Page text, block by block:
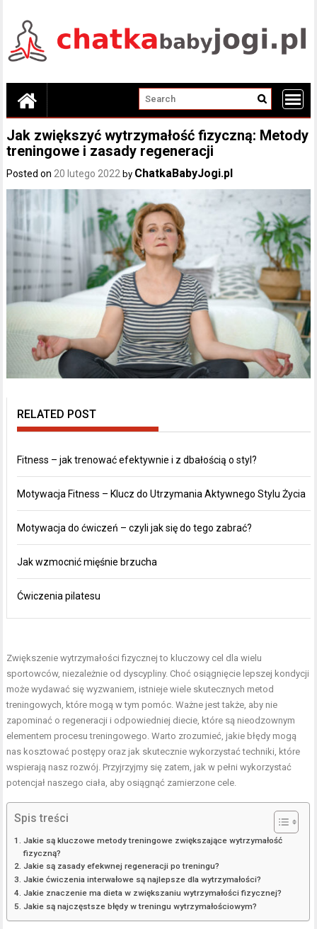
content
Jak zwiększyć wytrzymałość fizyczną: Metody
treningowe i zasady regeneracji
Posted on 20 lutego 2022 by ChatkaBabyJogi.pl
RELATED POST
Fitness – jak trenować efektywnie i z dbałością o styl?
Motywacja Fitness – Klucz do Utrzymania Aktywnego Stylu Życia
Motywacja do ćwiczeń – czyli jak się do tego zabrać?
Jak wzmocnić mięśnie brzucha
Ćwiczenia pilatesu
Zwiększenie wytrzymałości fizycznej to kluczowy cel dla wielu
sportowców, niezależnie od dyscypliny. Choć osiągnięcie lepszej kondycji
może wydawać się wyzwaniem, istnieje wiele skutecznych metod
treningowych, które mogą w tym pomóc. Ważne jest także, aby nie
zapominać o regeneracji i odpowiedniej diecie, które są nieodzownym
elementem procesu treningowego. Warto zrozumieć, jakie błędy mogą
nas kosztować postępy oraz jak skutecznie wykorzystać techniki, które
wspierają nasz rozwój. Przyjrzyjmy się zatem, jak w pełni wykorzystać
potencjał naszego ciała, aby osiągnąć zamierzone cele.
Spis treści
Jakie są kluczowe metody treningowe zwiększające wytrzymałość
fizyczną?
Jakie są zasady efekwnej regeneracji po treningu?
Jakie ćwiczenia interwałowe są najlepsze dla wytrzymałości?
Jakie znaczenie ma dieta w zwiększaniu wytrzymałości fizycznej?
Jakie są najczęstsze błędy w treningu wytrzymałościowym?